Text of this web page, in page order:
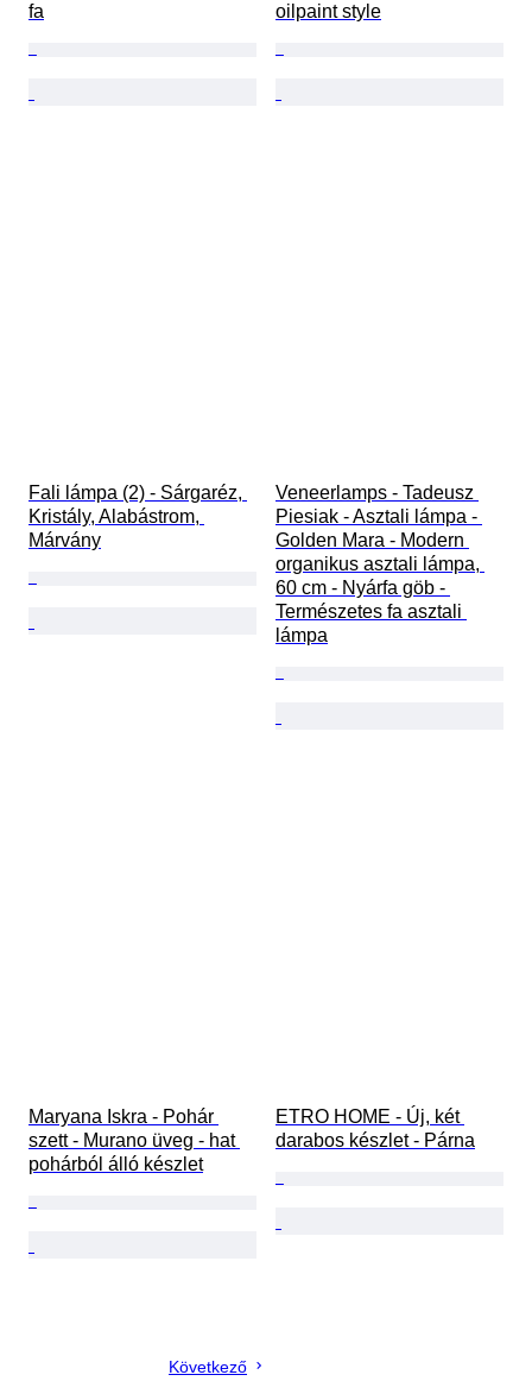
fa
oilpaint style
Fali lámpa (2) - Sárgaréz,
Kristály, Alabástrom,
Márvány
Veneerlamps - Tadeusz
Piesiak - Asztali lámpa -
Golden Mara - Modern
organikus asztali lámpa,
60 cm - Nyárfa göb -
Természetes fa asztali
lámpa
Maryana Iskra - Pohár
szett - Murano üveg - hat
pohárból álló készlet
ETRO HOME - Új, két
darabos készlet - Párna
Következő